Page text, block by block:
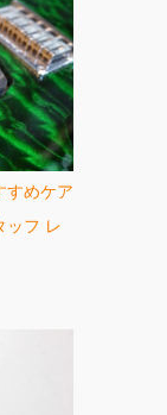
すめケア
ッフ レ